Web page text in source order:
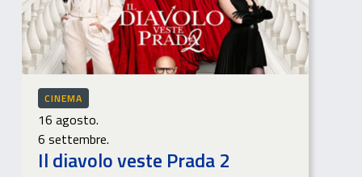
CINEMA
16 agosto.
6 settembre.
Il diavolo veste Prada 2